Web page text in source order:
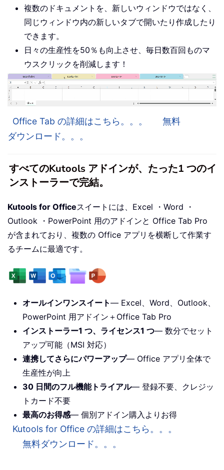
複数のドキュメントを、新しいウィンドウではなく、
同じウィンドウ内の新しいタブで開いたり作成したり
できます。
日々の生産性を50％も向上させ、毎日数百回ものマ
ウスクリックを削減します！
Office Tab の詳細はこちら。。。
無料
ダウンロード。。。
すべてのKutools アドインが、たった1 つのイ
ンストーラーで完結。
Kutools for Officeスイートには、Excel ・Word ・
Outlook ・PowerPoint 用のアドインと Office Tab Pro
が含まれており、複数の Office アプリを横断して作業す
るチームに最適です。
オールインワンスイート— Excel、Word、Outlook、
PowerPoint 用アドイン＋Office Tab Pro
インストーラー1 つ、ライセンス1 つ— 数分でセット
アップ可能（MSI 対応）
連携してさらにパワーアップ— Office アプリ全体で
生産性が向上
30 日間のフル機能トライアル— 登録不要、クレジッ
トカード不要
最高のお得感— 個別アドイン購入よりお得
Kutools for Office の詳細はこちら。。。
無料ダウンロード。。。